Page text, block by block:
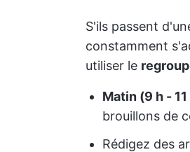
S'ils passent
constamment
utiliser le
Matin (9 h -
brouillons de
Rédigez des